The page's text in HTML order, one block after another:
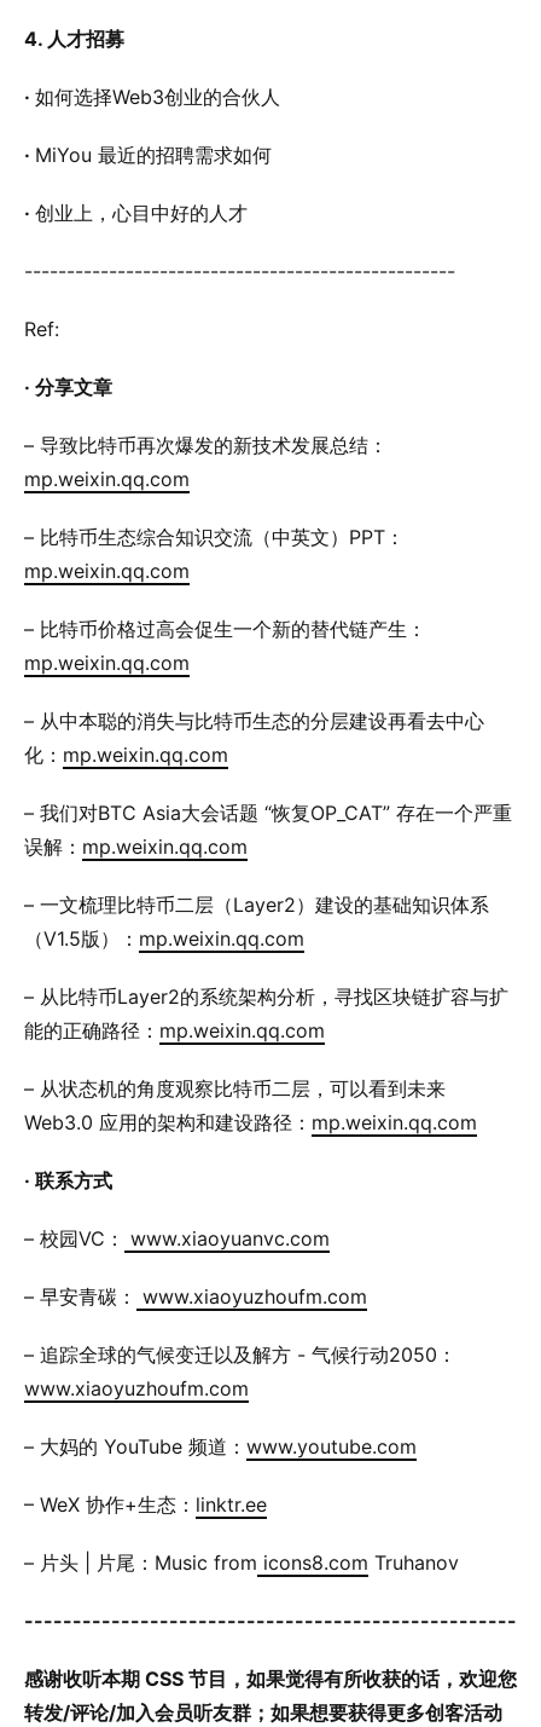
4. 人才招募
· 如何选择Web3创业的合伙人
· MiYou 最近的招聘需求如何
· 创业上，心目中好的人才
---------------------------------------------------
Ref:
· 分享文章
– 导致比特币再次爆发的新技术发展总结：
mp.weixin.qq.com
– 比特币生态综合知识交流（中英文）PPT：
mp.weixin.qq.com
– 比特币价格过高会促生一个新的替代链产生：
mp.weixin.qq.com
– 从中本聪的消失与比特币生态的分层建设再看去中心
化： mp.weixin.qq.com
– 我们对BTC Asia大会话题 “恢复OP_CAT” 存在一个严重
误解： mp.weixin.qq.com
– 一文梳理比特币二层（Layer2）建设的基础知识体系
（V1.5版）： mp.weixin.qq.com
– 从比特币Layer2的系统架构分析，寻找区块链扩容与扩
能的正确路径： mp.weixin.qq.com
– 从状态机的角度观察比特币二层，可以看到未来
Web3.0 应用的架构和建设路径： mp.weixin.qq.com
· 联系方式
– 校园VC： www.xiaoyuanvc.com
– 早安青碳： www.xiaoyuzhoufm.com
– 追踪全球的气候变迁以及解方 - 气候行动2050：
www.xiaoyuzhoufm.com
– 大妈的 YouTube 频道： www.youtube.com
– WeX 协作+生态： linktr.ee
– 片头 | 片尾：Music from icons8.com Truhanov
---------------------------------------------------
感谢收听本期 CSS 节目，如果觉得有所收获的话，欢迎您
转发/评论/加入会员听友群；如果想要获得更多创客活动